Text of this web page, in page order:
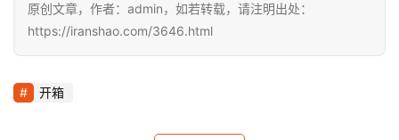
原创文章，作者：admin，如若转载，请注明出处：
https://iranshao.com/3646.html
开箱